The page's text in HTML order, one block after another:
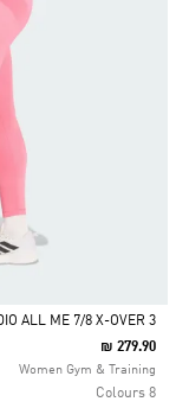
Selected
3 STRIPES STUDIO ALL ME 7/8 X-OVER טייץ
₪ 279.90
Women Gym & Training
8 Colours